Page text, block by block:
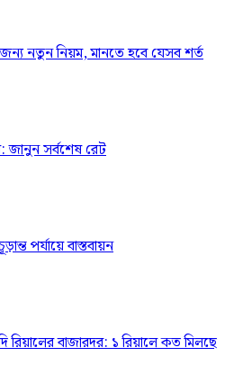
জন্য নতুন নিয়ম, মানতে হবে যেসব শর্ত
সর্বশেষ রেট
পর্যায়ে বাস্তবায়ন
রিয়ালের বাজারদর: ১ রিয়ালে কত মিলছে